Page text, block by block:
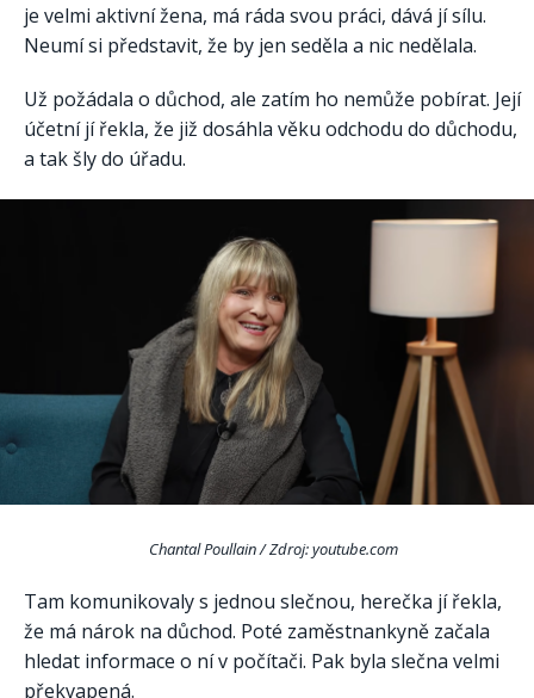
je velmi aktivní žena, má ráda svou práci, dává jí sílu.
Neumí si představit, že by jen seděla a nic nedělala.
Už požádala o důchod, ale zatím ho nemůže pobírat. Její
účetní jí řekla, že již dosáhla věku odchodu do důchodu,
a tak šly do úřadu.
Chantal Poullain / Zdroj: youtube.com
Tam komunikovaly s jednou slečnou, herečka jí řekla,
že má nárok na důchod. Poté zaměstnankyně začala
hledat informace o ní v počítači. Pak byla slečna velmi
překvapená.